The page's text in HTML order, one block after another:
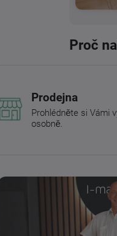
Proč
Prodejna
Prohlédněte si Vámi
osobně.